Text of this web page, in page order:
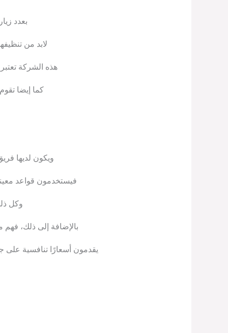
بعدد
لابد من
هذه الشركة
كما إيضا
ويكون لديها
فيستخدمون قواعد
وكل
بالإضافة إلى ذلك،
يقدمون أسعارًا تنافسية